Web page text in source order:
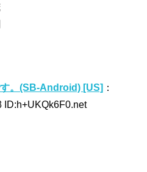
。(SB-Android) [US] ：
ID:h+UKQk6F0.net